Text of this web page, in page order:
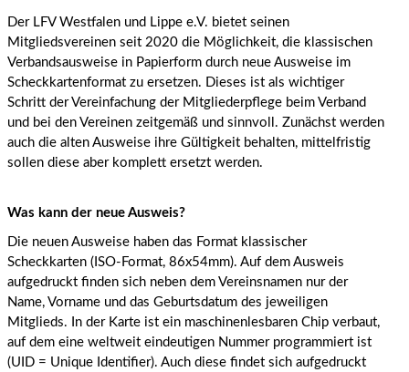
Der LFV Westfalen und Lippe e.V. bietet seinen
Mitgliedsvereinen seit 2020 die Möglichkeit, die klassischen
Verbandsausweise in Papierform durch neue Ausweise im
Scheckkartenformat zu ersetzen. Dieses ist als wichtiger
Schritt der Vereinfachung der Mitgliederpflege beim Verband
und bei den Vereinen zeitgemäß und sinnvoll. Zunächst werden
auch die alten Ausweise ihre Gültigkeit behalten, mittelfristig
sollen diese aber komplett ersetzt werden.
Was kann der neue Ausweis?
Die neuen Ausweise haben das Format klassischer
Scheckkarten (ISO-Format, 86x54mm). Auf dem Ausweis
aufgedruckt finden sich neben dem Vereinsnamen nur der
Name, Vorname und das Geburtsdatum des jeweiligen
Mitglieds. In der Karte ist ein maschinenlesbaren Chip verbaut,
auf dem eine weltweit eindeutigen Nummer programmiert ist
(UID = Unique Identifier). Auch diese findet sich aufgedruckt